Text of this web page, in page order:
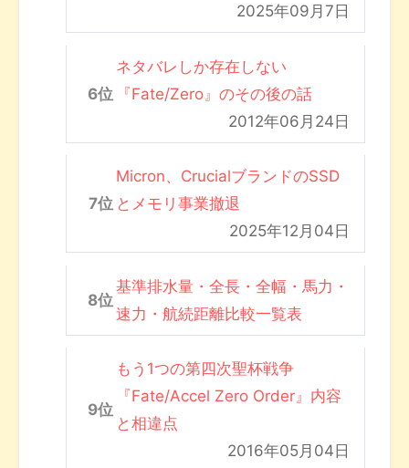
2025年09月7日
ネタバレしか存在しない
『Fate/Zero』のその後の話
2012年06月24日
Micron、CrucialブランドのSSD
とメモリ事業撤退
2025年12月04日
基準排水量・全長・全幅・馬力・
速力・航続距離比較一覧表
もう1つの第四次聖杯戦争
『Fate/Accel Zero Order』内容
と相違点
2016年05月04日